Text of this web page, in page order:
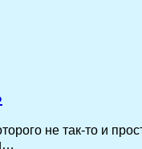
не так-то и